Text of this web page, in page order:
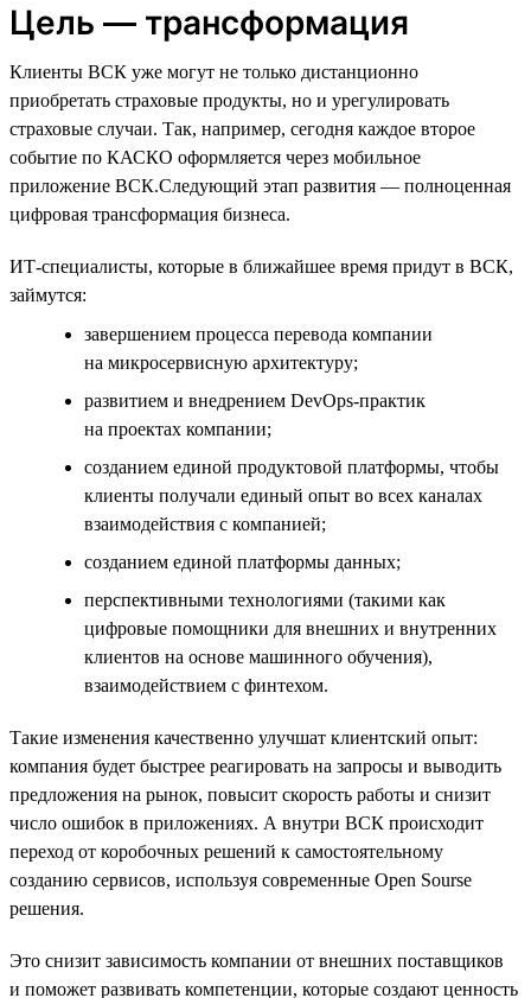
Цель — трансформация
Клиенты ВСК уже могут не только дистанционно
приобретать страховые продукты, но и урегулировать
страховые случаи. Так, например, сегодня каждое второе
событие по КАСКО оформляется через мобильное
приложение ВСК.Следующий этап развития — полноценная
цифровая трансформация бизнеса.
ИТ-специалисты, которые в ближайшее время придут в ВСК,
займутся:
завершением процесса перевода компании
на микросервисную архитектуру;
развитием и внедрением DevOps-практик
на проектах компании;
созданием единой продуктовой платформы, чтобы
клиенты получали единый опыт во всех каналах
взаимодействия с компанией;
созданием единой платформы данных;
перспективными технологиями (такими как
цифровые помощники для внешних и внутренних
клиентов на основе машинного обучения),
взаимодействием с финтехом.
Такие изменения качественно улучшат клиентский опыт:
компания будет быстрее реагировать на запросы и выводить
предложения на рынок, повысит скорость работы и снизит
число ошибок в приложениях. А внутри ВСК происходит
переход от коробочных решений к самостоятельному
созданию сервисов, используя современные Open Sourse
решения.
Это снизит зависимость компании от внешних поставщиков
и поможет развивать компетенции, которые создают ценность